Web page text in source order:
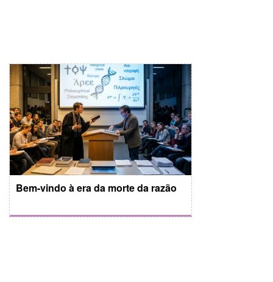
Bem-vindo à era da morte da razão